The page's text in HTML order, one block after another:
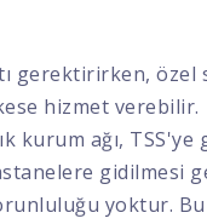
gerektirirken, özel
hizmet verebilir.
kurum ağı,
gidilmesi
yoktur.